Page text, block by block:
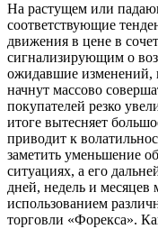
На растущем или
соответствующие
движения в цене в
сигнализирующим о
ожидавшие изменений,
начнут массово
покупателей резко
итоге вытесняет
приводит к
заметить уменьшение
ситуациях, а его
дней, недель и месяцев
использованием
торговли «Форекса».